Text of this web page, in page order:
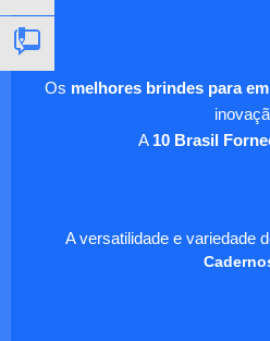
Os melhores brindes para
A 10 Brasil
A versatilidade e variedade